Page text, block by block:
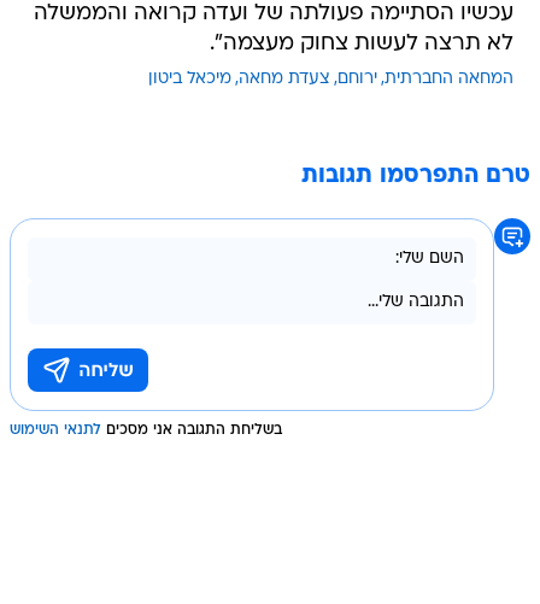
עכשיו הסתיימה פעולתה של ועדה קרואה והממשלה
לא תרצה לעשות צחוק מעצמה".
המחאה החברתית ירוחם צעדת מחאה מיכאל ביטון
טרם התפרסמו תגובות
בשליחת התגובה אני מסכים לתנאי השימוש